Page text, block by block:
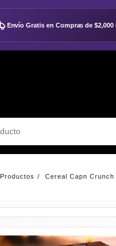
Envío Gratis en Compras de$2,000
Productos Cereal Capn